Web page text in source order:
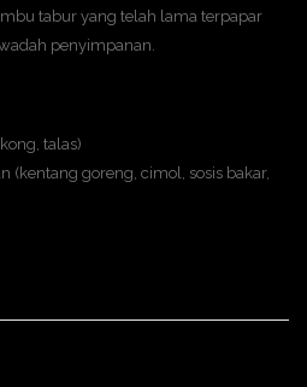
tabur yang telah lama terpapar
penyimpanan.
talas)
(kentang goreng, cimol, sosis bakar,